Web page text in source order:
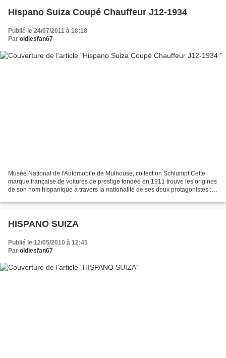
Hispano Suiza Coupé Chauffeur J12-1934
Publié le 24/07/2011 à 18:18
Par oldiesfan67
Musée National de l'Automobile de Mulhouse, collection Schlumpf Cette
marque française de voitures de prestige fondée en 1911 trouve les origines
de son nom hispanique à travers la nationalité de ses deux protagonistes : le
HISPANO SUIZA
Publié le 12/05/2010 à 12:45
Par oldiesfan67